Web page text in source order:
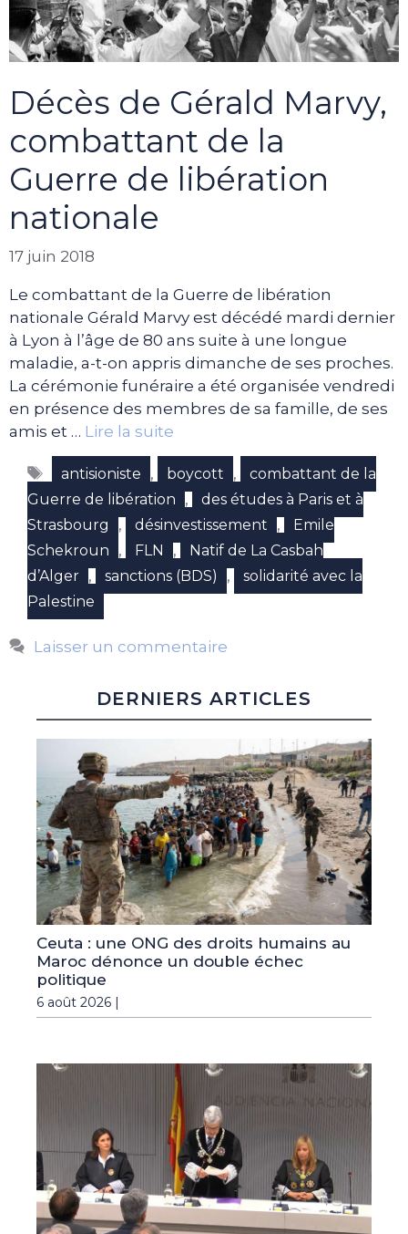
Décès de Gérald Marvy,
combattant de la
Guerre de libération
nationale
17 juin 2018
Le combattant de la Guerre de libération
nationale Gérald Marvy est décédé mardi dernier
à Lyon à l’âge de 80 ans suite à une longue
maladie, a-t-on appris dimanche de ses proches.
La cérémonie funéraire a été organisée vendredi
en présence des membres de sa famille, de ses
amis et … Lire la suite
Étiquettes
antisioniste , boycott ,
combattant de la
Guerre de libération
,
des études à Paris et à
Strasbourg
, désinvestissement ,
Emile
Schekroun
, FLN ,
Natif de La Casbah
d’Alger , sanctions (BDS) ,
solidarité avec la
Palestine
Laisser un commentaire
DERNIERS ARTICLES
Ceuta : une ONG des droits humains au
Maroc dénonce un double échec
politique
6 août 2026 |